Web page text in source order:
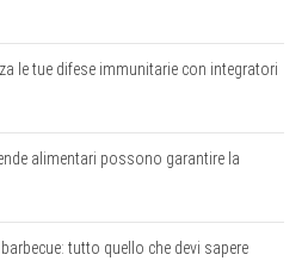
le tue difese immunitarie con integratori
alimentari possono garantire la
tutto quello che devi sapere